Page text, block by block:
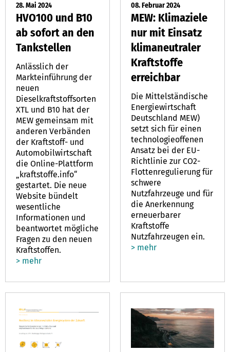
28. Mai 2024
HVO100 und B10
ab sofort an den
Tankstellen
Anlässlich der
Markteinführung der
neuen
Dieselkraftstoffsorten
XTL und B10 hat der
MEW gemeinsam mit
anderen Verbänden
der Kraftstoff- und
Automobilwirtschaft
die Online-Plattform
„kraftstoffe.info“
gestartet. Die neue
Website bündelt
wesentliche
Informationen und
beantwortet mögliche
Fragen zu den neuen
Kraftstoffen.
> mehr
08. Februar 2024
MEW: Klimaziele
nur mit Einsatz
klimaneutraler
Kraftstoffe
erreichbar
Die Mittelständische
Energiewirtschaft
Deutschland MEW)
setzt sich für einen
technologieoffenen
Ansatz bei der EU-
Richtlinie zur CO2-
Flottenregulierung für
schwere
Nutzfahrzeuge und für
die Anerkennung
erneuerbarer
Kraftstoffe
Nutzfahrzeugen ein.
> mehr